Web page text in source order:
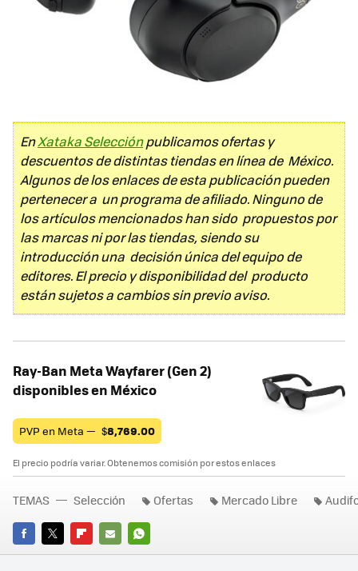
EnXataka Selecciónpublicamos ofertas y
descuentos de distintas tiendas en línea de México.
Algunos de los enlaces de esta publicación pueden
pertenecer a un programa de afiliado. Ninguno de
los artículos mencionados han sido propuestos por
las marcas ni por las tiendas, siendo su
introducción una decisión única del equipo de
editores. El precio y disponibilidad del producto
están sujetos a cambios sin previo aviso.
Ray-Ban Meta Wayfarer (Gen 2)
disponibles en México
PVP en Meta — $8,769.00
El precio podría variar. Obtenemos comisión por estos enlaces
FACEBOOK
TWITTERFLIPBOARD
E-
WHATSAPP
TEMAS Selección Ofertas Mercado Libre